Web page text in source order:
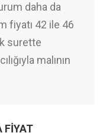
daha da
fiyatı 42 ile 46
surette
malının
FİYAT